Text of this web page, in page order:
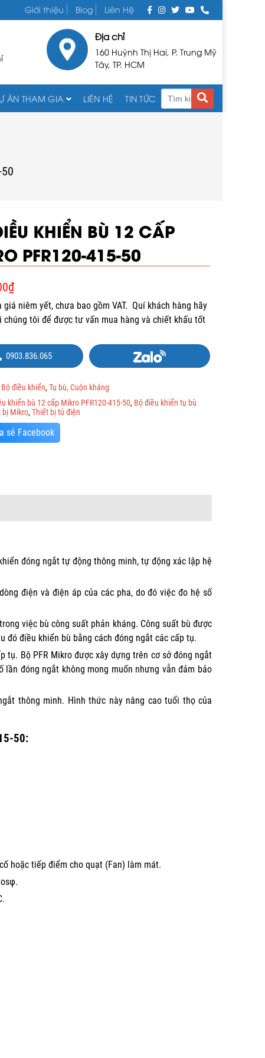
Giới thiệu Blog Liên Hệ
Địa chỉ
160 Huỳnh Thị Hai, P. Trung Mỹ
Tây, TP. HCM
ÁN THAM GIA LIÊN HỆ TIN TỨC
KHIỂN BÙ 12 CẤP
PFR120-415-50
₫
giá niêm yết, chưa bao gồm VAT. Quí khách hàng hãy
chúng tôi để được tư vấn mua hàng và chiết khấu tốt
0903.836.065
Bộ điều khiển,Tụ bù, Cuộn kháng
khiển bù 12 cấp Mikro PFR120-415-50, Bộ điều khiển tụ bù
bị Mikro,Thiết bị tủ điện
sẻ Facebook
đóng ngắt tự động thông minh, tự động xác lập hệ
điện và điện áp của các pha, do đó việc đo hệ số
việc bù công suất phản kháng. Công suất bù được
đó điều khiển bù bằng cách đóng ngắt các cấp tụ.
Bộ PFR Mikro được xây dựng trên cơ sở đóng ngắt
đóng ngắt không mong muốn nhưng vẫn đảm bảo
thông minh. Hình thức này nâng cao tuổi thọ của
50:
hoặc tiếp điểm cho quạt (Fan) làm mát.